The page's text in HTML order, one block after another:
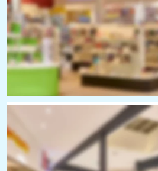
Reisebüro, Apotheke,
Post, Schlüsseldienst
KFZ- und
DHL-Paketstation,
Fachgeschäfte
für jedes Alter und jeden